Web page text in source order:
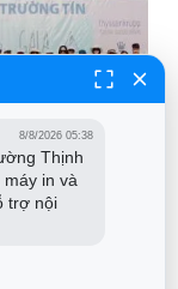
8/8/2026 05:38
Thịnh
in và
trợ nội